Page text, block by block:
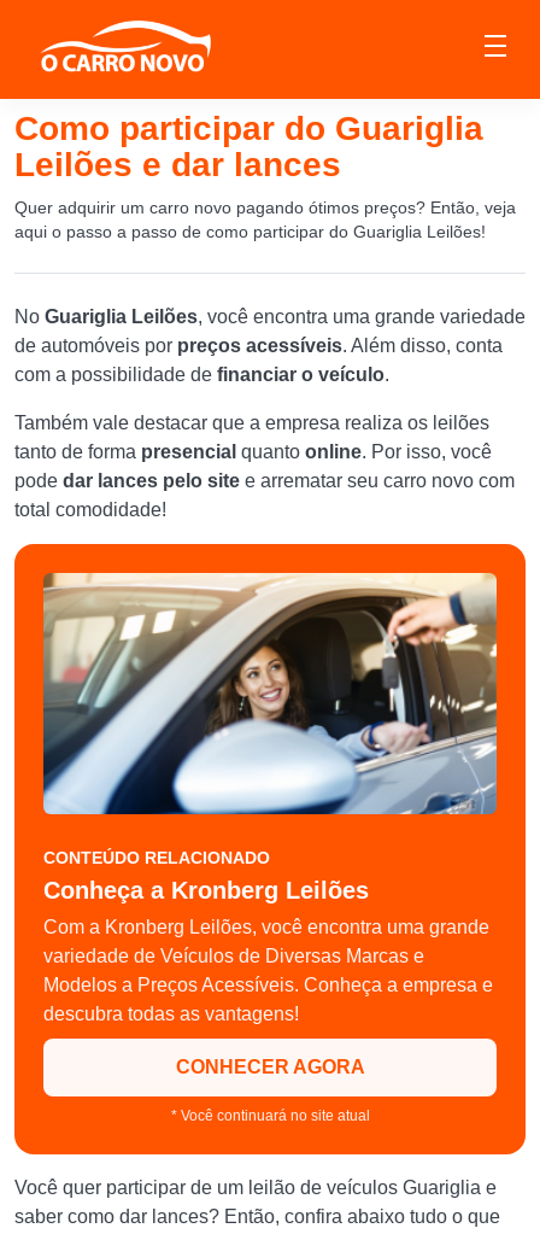
Como participar do Guariglia
Leilões e dar lances
Quer adquirir um carro novo pagando ótimos preços? Então, veja
aqui o passo a passo de como participar do Guariglia Leilões!
No Guariglia Leilões, você encontra uma grande variedade
de automóveis por preços acessíveis. Além disso, conta
com a possibilidade de financiar o veículo.
Também vale destacar que a empresa realiza os leilões
tanto de forma presencial quanto online. Por isso, você
pode dar lances pelo site e arrematar seu carro novo com
total comodidade!
CONTEÚDO RELACIONADO
Conheça a Kronberg Leilões
Com a Kronberg Leilões, você encontra uma grande
variedade de Veículos de Diversas Marcas e
Modelos a Preços Acessíveis. Conheça a empresa e
descubra todas as vantagens!
CONHECER AGORA
* Você continuará no site atual
Você quer participar de um leilão de veículos Guariglia e
saber como dar lances? Então, confira abaixo tudo o que